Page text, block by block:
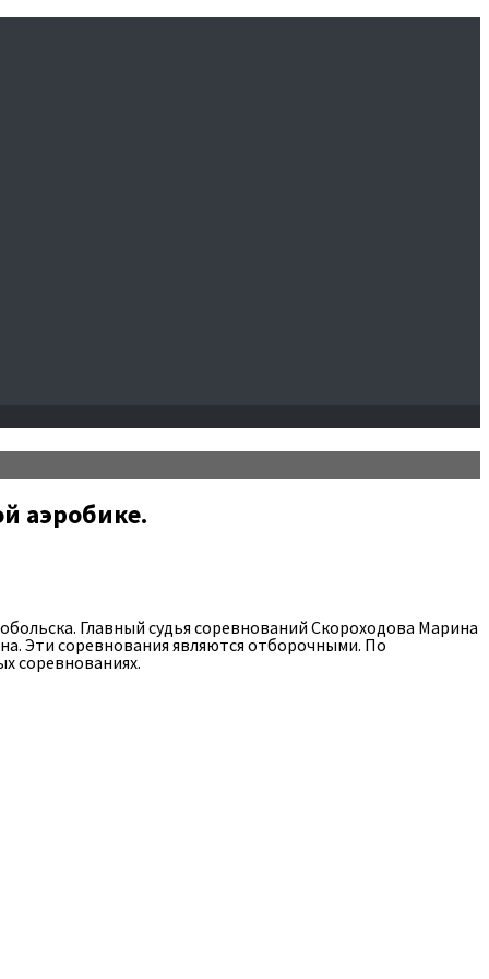
аэробике.
Главный судья соревнований Скороходова Марина
Эти соревнования являются отборочными. По
соревнованиях.